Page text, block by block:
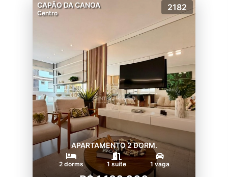
CAPÃO DA CANOA
Centro
2182
APARTAMENTO 2 DORM.
2 dorms 1 suíte 1 vaga